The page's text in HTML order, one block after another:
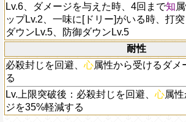
Lv.6、ダメージを与えた時、4回まで知
ップLv.2、一味に[ドリー]がいる時、打
ダウンLv.5、防御ダウンLv.5
耐性
必殺封じを回避、 心属性から受けるダメ
る
Lv.上限突破後：必殺封じを回避、 心属
ジを35%軽減する